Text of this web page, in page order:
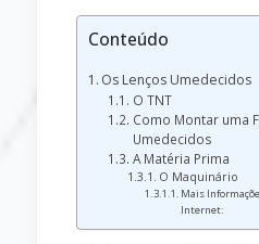
Conteúdo
Os Lenços Umedecidos
O TNT
Como Montar uma
Umedecidos
A Matéria Prima
O Maquinário
Mais
Internet: